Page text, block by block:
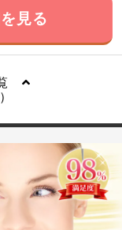
見る